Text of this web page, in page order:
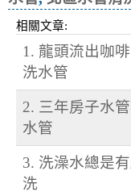
相關文章:
1. 龍頭流出咖
洗水管
2. 三年房子水
水管
3. 洗澡水總是
洗